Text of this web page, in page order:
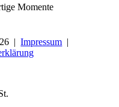
Momente
|Impressum |